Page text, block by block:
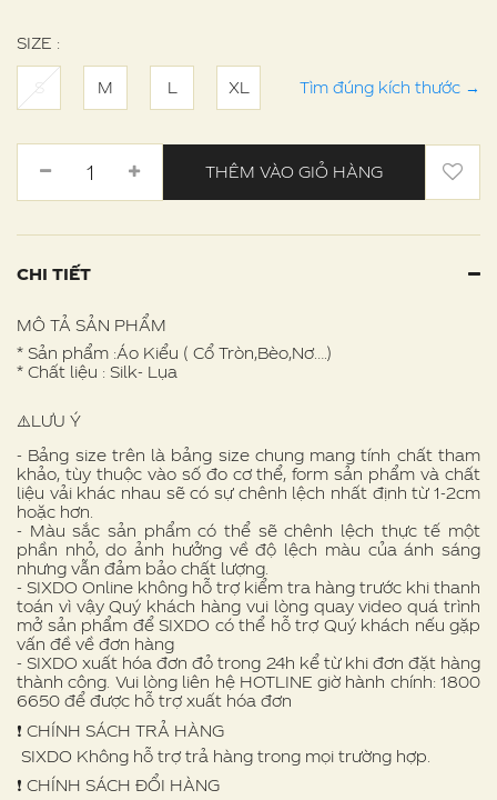
SIZE :
S M L XL Tìm đúng kích thước →
THÊM VÀO GIỎ HÀNG
CHI TIẾT
MÔ TẢ SẢN PHẨM
* Sản phẩm :Áo Kiểu ( Cổ Tròn,Bèo,Nơ….)
* Chất liệu : Silk- Lụa
⚠️LƯU Ý
- Bảng size trên là bảng size chung mang tính chất tham
khảo, tùy thuộc vào số đo cơ thể, form sản phẩm và chất
liệu vải khác nhau sẽ có sự chênh lệch nhất định từ 1-2cm
hoặc hơn.
- Màu sắc sản phẩm có thể sẽ chênh lệch thực tế một
phần nhỏ, do ảnh hưởng về độ lệch màu của ánh sáng
nhưng vẫn đảm bảo chất lượng.
- SIXDO Online không hỗ trợ kiểm tra hàng trước khi thanh
toán vì vậy Quý khách hàng vui lòng quay video quá trình
mở sản phẩm để SIXDO có thể hỗ trợ Quý khách nếu gặp
vấn đề về đơn hàng
- SIXDO xuất hóa đơn đỏ trong 24h kể từ khi đơn đặt hàng
thành công. Vui lòng liên hệ HOTLINE giờ hành chính: 1800
6650 để được hỗ trợ xuất hóa đơn
❗️ CHÍNH SÁCH TRẢ HÀNG
SIXDO Không hỗ trợ trả hàng trong mọi trường hợp.
❗️ CHÍNH SÁCH ĐỔI HÀNG